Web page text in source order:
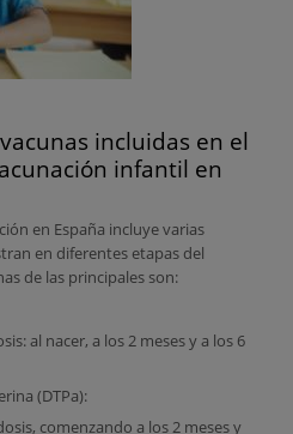
incluidas en el
infantil en
en España incluye varias
en diferentes etapas del
de las principales son:
al nacer, a los 2 meses y a los 6
(DTPa):
comenzando a los 2 meses y